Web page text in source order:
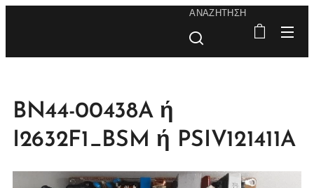
ΑΝΑΖΉΤΗΣΗ
BN44-00438A ή
I2632F1_BSM ή PSIV121411A